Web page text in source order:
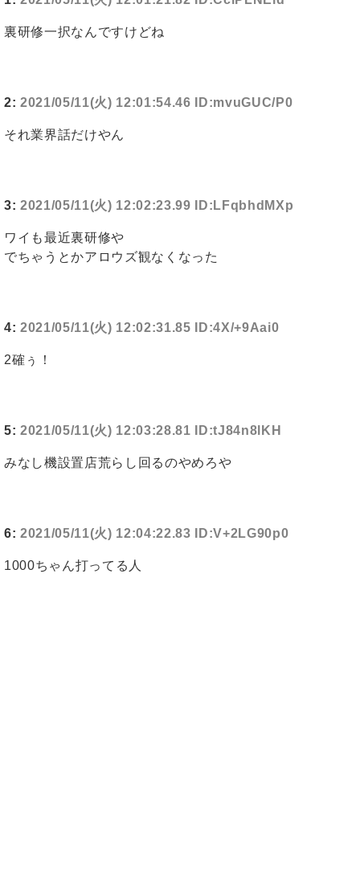
裏研修一択なんですけどね
2: 2021/05/11(火) 12:01:54.46 ID:mvuGUC/P0
それ業界話だけやん
3: 2021/05/11(火) 12:02:23.99 ID:LFqbhdMXp
ワイも最近裏研修や
でちゃうとかアロウズ観なくなった
4: 2021/05/11(火) 12:02:31.85 ID:4X/+9Aai0
2確ぅ！
5: 2021/05/11(火) 12:03:28.81 ID:tJ84n8lKH
みなし機設置店荒らし回るのやめろや
6: 2021/05/11(火) 12:04:22.83 ID:V+2LG90p0
1000ちゃん打ってる人